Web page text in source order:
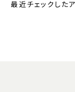
最近チェックした